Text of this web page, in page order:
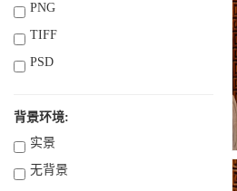
PNG
TIFF
PSD
背景环境:
实景
无背景